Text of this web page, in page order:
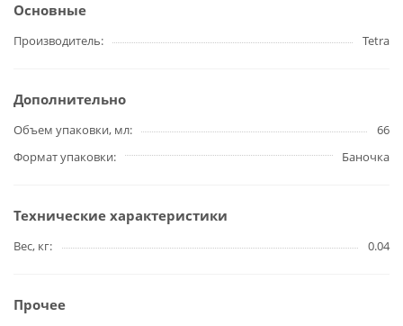
Основные
Производитель Tetra
Дополнительно
Объем упаковки, мл
66
Формат упаковки
Баночка
Технические характеристики
Вес, кг 0.04
Прочее